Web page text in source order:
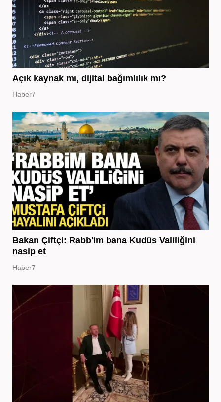
Açık kaynak mı, dijital bağımlılık mı?
Haber7
Bakan Çiftçi: Rabb'im bana Kudüs Valiliğini
nasip et
Haber7